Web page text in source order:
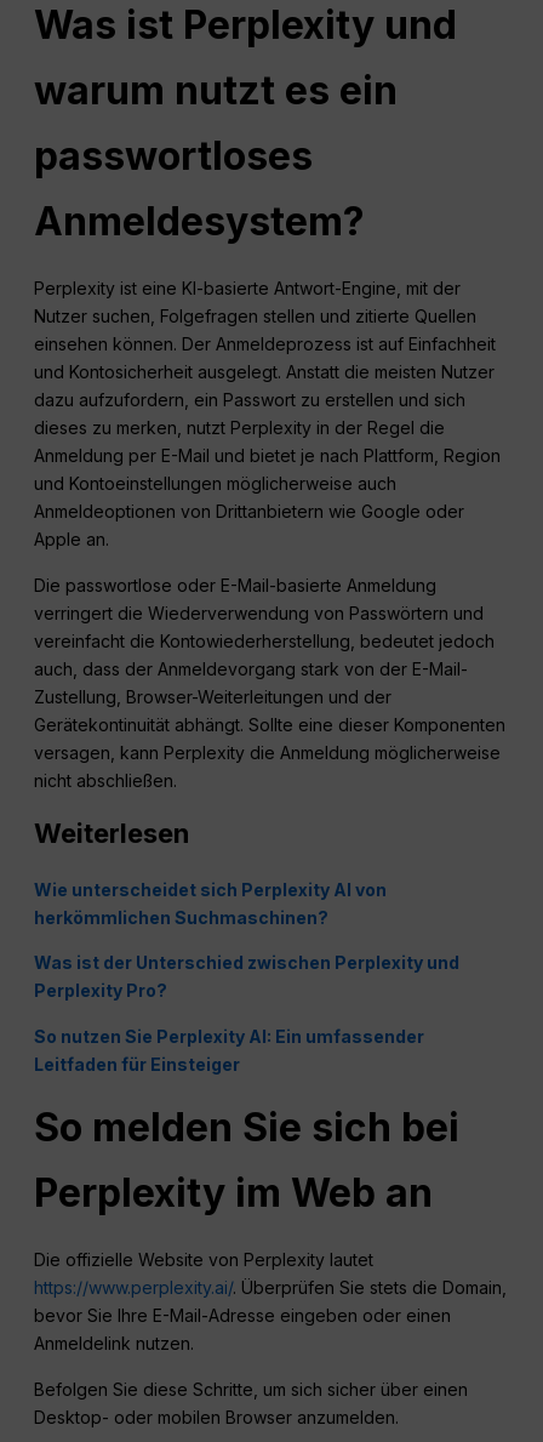
Was ist Perplexity und
warum nutzt es ein
passwortloses
Anmeldesystem?
Perplexity ist eine KI-basierte Antwort-Engine, mit der
Nutzer suchen, Folgefragen stellen und zitierte Quellen
einsehen können. Der Anmeldeprozess ist auf Einfachheit
und Kontosicherheit ausgelegt. Anstatt die meisten Nutzer
dazu aufzufordern, ein Passwort zu erstellen und sich
dieses zu merken, nutzt Perplexity in der Regel die
Anmeldung per E-Mail und bietet je nach Plattform, Region
und Kontoeinstellungen möglicherweise auch
Anmeldeoptionen von Drittanbietern wie Google oder
Apple an.
Die passwortlose oder E-Mail-basierte Anmeldung
verringert die Wiederverwendung von Passwörtern und
vereinfacht die Kontowiederherstellung, bedeutet jedoch
auch, dass der Anmeldevorgang stark von der E-Mail-
Zustellung, Browser-Weiterleitungen und der
Gerätekontinuität abhängt. Sollte eine dieser Komponenten
versagen, kann Perplexity die Anmeldung möglicherweise
nicht abschließen.
Weiterlesen
Wie unterscheidet sich Perplexity AI von
herkömmlichen Suchmaschinen?
Was ist der Unterschied zwischen Perplexity und
Perplexity Pro?
So nutzen Sie Perplexity AI: Ein umfassender
Leitfaden für Einsteiger
So melden Sie sich bei
Perplexity im Web an
Die offizielle Website von Perplexity lautet
https://www.perplexity.ai/. Überprüfen Sie stets die Domain,
bevor Sie Ihre E-Mail-Adresse eingeben oder einen
Anmeldelink nutzen.
Befolgen Sie diese Schritte, um sich sicher über einen
Desktop- oder mobilen Browser anzumelden.